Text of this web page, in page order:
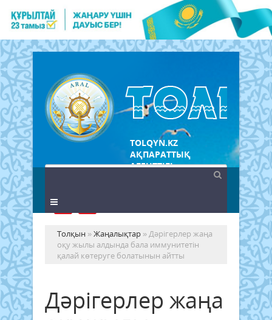
TOLQYN.KZ
АҚПАРАТТЫҚ
АГЕНТТІГІ
Толқын »Жаңалықтар » Дәрігерлер жаңа
оқу жылы алдында бала иммунитетін
қалай көтеруге болатынын айтты
Дәрігерлер жаңа